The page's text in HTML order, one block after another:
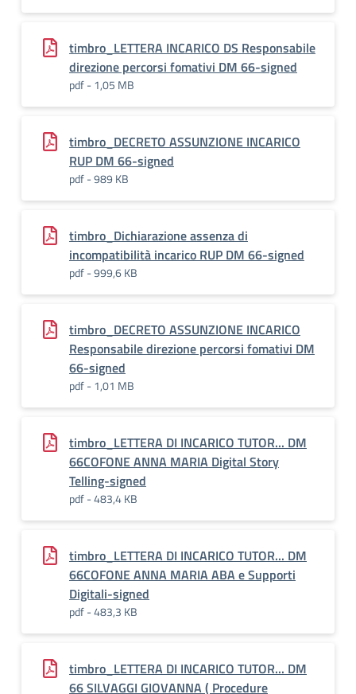
timbro_LETTERA INCARICO DS Responsabile
direzione percorsi fomativi DM 66-signed
pdf - 1,05 MB
timbro_DECRETO ASSUNZIONE INCARICO
RUP DM 66-signed
pdf - 989 KB
timbro_Dichiarazione assenza di
incompatibilità incarico RUP DM 66-signed
pdf - 999,6 KB
timbro_DECRETO ASSUNZIONE INCARICO
Responsabile direzione percorsi fomativi DM
66-signed
pdf - 1,01 MB
timbro_LETTERA DI INCARICO TUTOR... DM
66COFONE ANNA MARIA Digital Story
Telling-signed
pdf - 483,4 KB
timbro_LETTERA DI INCARICO TUTOR... DM
66COFONE ANNA MARIA ABA e Supporti
Digitali-signed
pdf - 483,3 KB
timbro_LETTERA DI INCARICO TUTOR... DM
66 SILVAGGI GIOVANNA ( Procedure